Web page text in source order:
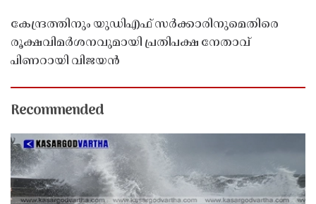
കേന്ദ്രത്തിനും യുഡിഎഫ് സർക്കാരിനുമെതിരെ
രൂക്ഷവിമർശനവുമായി പ്രതിപക്ഷ നേതാവ്
പിണറായി വിജയൻ
Recommended